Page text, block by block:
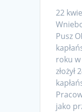
22
Pusz
roku
jako